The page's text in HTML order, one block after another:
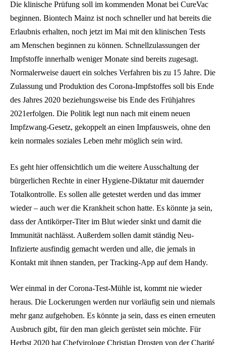
Die klinische Prüfung soll im kommenden Monat bei CureVac
beginnen. Biontech Mainz ist noch schneller und hat bereits die
Erlaubnis erhalten, noch jetzt im Mai mit den klinischen Tests
am Menschen beginnen zu können. Schnellzulassungen der
Impfstoffe innerhalb weniger Monate sind bereits zugesagt.
Normalerweise dauert ein solches Verfahren bis zu 15 Jahre. Die
Zulassung und Produktion des Corona-Impfstoffes soll bis Ende
des Jahres 2020 beziehungsweise bis Ende des Frühjahres
2021erfolgen. Die Politik legt nun nach mit einem neuen
Impfzwang-Gesetz, gekoppelt an einen Impfausweis, ohne den
kein normales soziales Leben mehr möglich sein wird.
Es geht hier offensichtlich um die weitere Ausschaltung der
bürgerlichen Rechte in einer Hygiene-Diktatur mit dauernder
Totalkontrolle. Es sollen alle getestet werden und das immer
wieder – auch wer die Krankheit schon hatte. Es könnte ja sein,
dass der Antikörper-Titer im Blut wieder sinkt und damit die
Immunität nachlässt. Außerdem sollen damit ständig Neu-
Infizierte ausfindig gemacht werden und alle, die jemals in
Kontakt mit ihnen standen, per Tracking-App auf dem Handy.
Wer einmal in der Corona-Test-Mühle ist, kommt nie wieder
heraus. Die Lockerungen werden nur vorläufig sein und niemals
mehr ganz aufgehoben. Es könnte ja sein, dass es einen erneuten
Ausbruch gibt, für den man gleich gerüstet sein möchte. Für
Herbst 2020 hat Chefvirologe Christian Drosten von der Charité